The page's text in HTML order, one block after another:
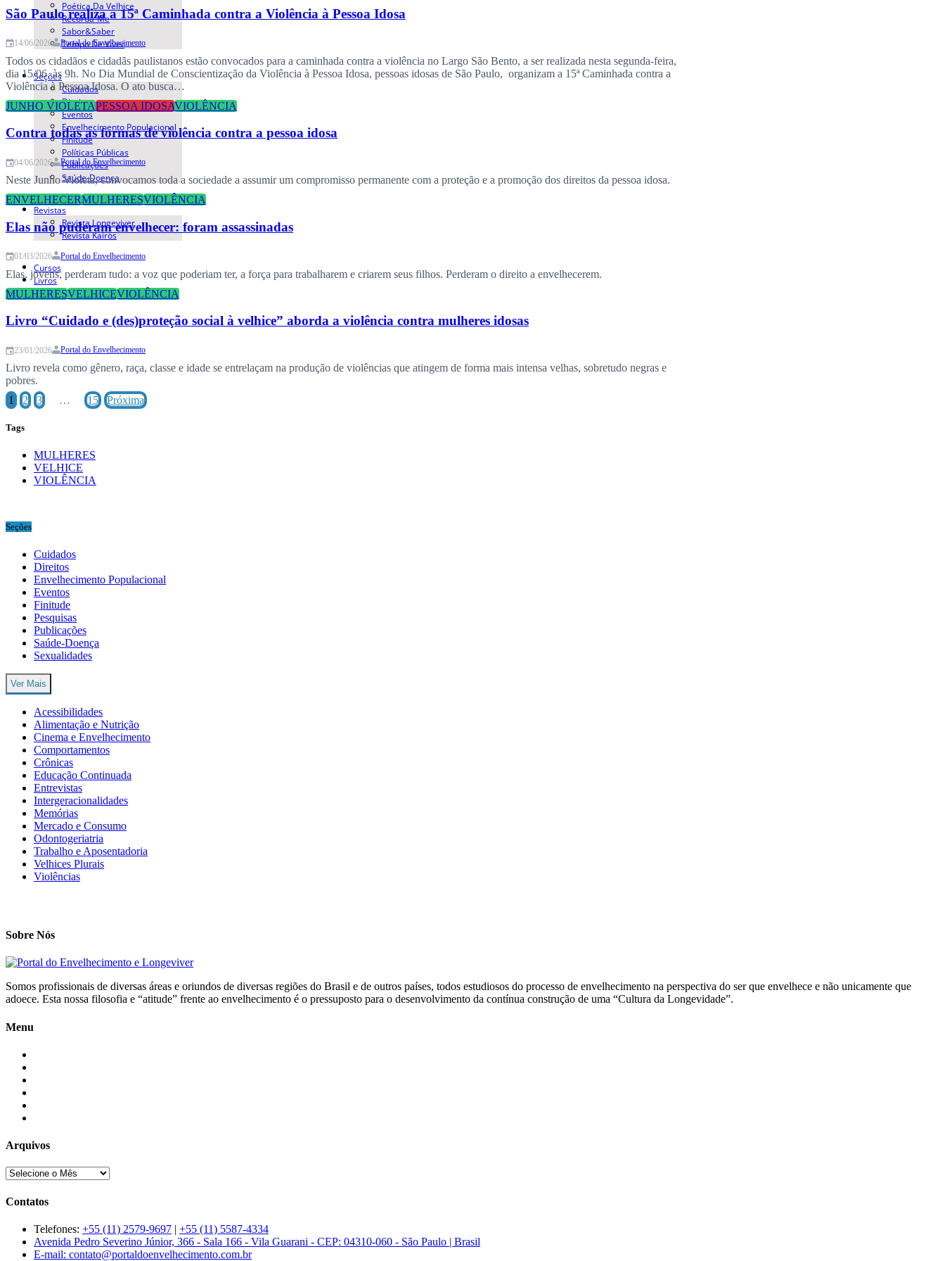
Poética Da Velhice
Recorda-Me
Sabor&Saber
Tempo De Viver
Seções
Cuidados
Direitos
Eventos
Envelhecimento Populacional
Finitude
Políticas Públicas
Publicações
Saúde-Doença
Revistas
Revista Longeviver
Revista Kairós
Cursos
Livros
Congresso
São Paulo realiza a 15ª Caminhada contra a Violência à Pessoa Idosa
14/06/2026 Portal do Envelhecimento
Todos os cidadãos e cidadãs paulistanos estão convocados para a caminhada contra a violência no Largo São Bento, a ser realizada nesta segunda-feira,
dia 15/06, às 9h. No Dia Mundial de Conscientização da Violência à Pessoa Idosa, pessoas idosas de São Paulo, organizam a 15ª Caminhada contra a
Violência à Pessoa Idosa. O ato busca…
JUNHO VIOLETAPESSOA IDOSAVIOLÊNCIA
Contra todas as formas de violência contra a pessoa idosa
04/06/2026 Portal do Envelhecimento
Neste Junho Violeta, convocamos toda a sociedade a assumir um compromisso permanente com a proteção e a promoção dos direitos da pessoa idosa.
ENVELHECERMULHERESVIOLÊNCIA
Elas não puderam envelhecer: foram assassinadas
01/03/2026 Portal do Envelhecimento
Elas, jovens, perderam tudo: a voz que poderiam ter, a força para trabalharem e criarem seus filhos. Perderam o direito a envelhecerem.
MULHERESVELHICEVIOLÊNCIA
Livro “Cuidado e (des)proteção social à velhice” aborda a violência contra mulheres idosas
23/01/2026 Portal do Envelhecimento
Livro revela como gênero, raça, classe e idade se entrelaçam na produção de violências que atingem de forma mais intensa velhas, sobretudo negras e
pobres.
1
2 3 … 15 Próxima
Tags
MULHERES
VELHICE
VIOLÊNCIA
Seções
Cuidados
Direitos
Envelhecimento Populacional
Eventos
Finitude
Pesquisas
Publicações
Saúde-Doença
Sexualidades
Ver Mais
Acessibilidades
Alimentação e Nutrição
Cinema e Envelhecimento
Comportamentos
Crônicas
Educação Continuada
Entrevistas
Intergeracionalidades
Memórias
Mercado e Consumo
Odontogeriatria
Trabalho e Aposentadoria
Velhices Plurais
Violências
Sobre Nós
Somos profissionais de diversas áreas e oriundos de diversas regiões do Brasil e de outros países, todos estudiosos do processo de envelhecimento na perspectiva do ser que envelhece e não unicamente que
adoece. Esta nossa filosofia e “atitude” frente ao envelhecimento é o pressuposto para o desenvolvimento da contínua construção de uma “Cultura da Longevidade”.
Menu
Arquivos
Contatos
Telefones: +55 (11) 2579-9697 | +55 (11) 5587-4334
Avenida Pedro Severino Júnior, 366 - Sala 166 - Vila Guarani - CEP: 04310-060 - São Paulo | Brasil
E-mail: contato@portaldoenvelhecimento.com.br